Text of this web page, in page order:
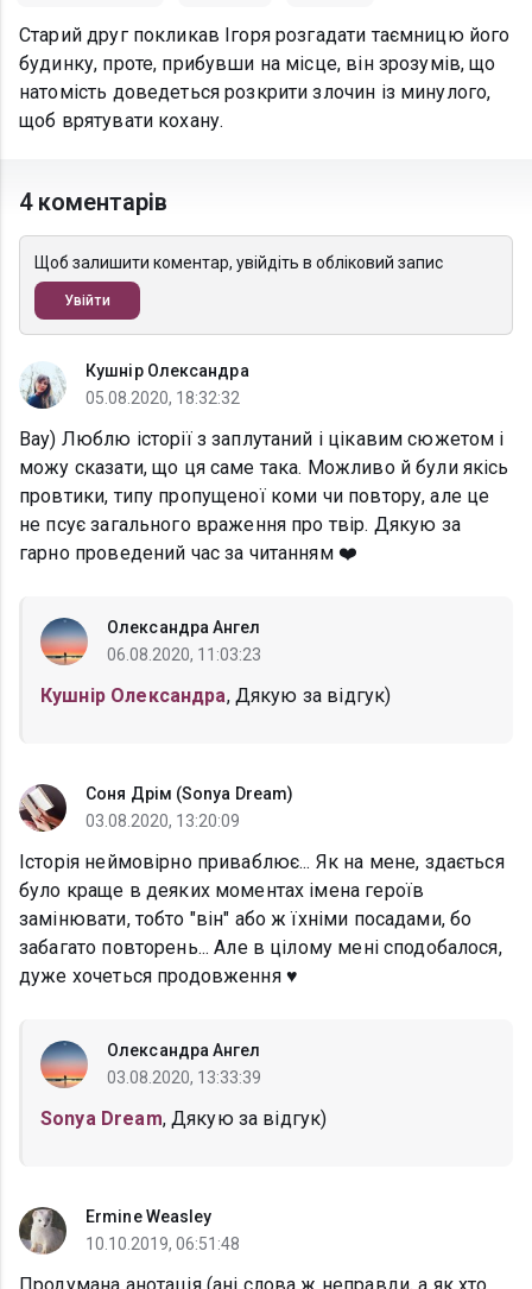
Старий друг покликав Ігоря розгадати таємницю його
будинку, проте, прибувши на місце, він зрозумів, що
натомість доведеться розкрити злочин із минулого,
щоб врятувати кохану.
4 коментарів
Щоб залишити коментар, увійдіть в обліковий запис
Увійти
Кушнір Олександра
05.08.2020, 18:32:32
Вау) Люблю історії з заплутаний і цікавим сюжетом і
можу сказати, що ця саме така. Можливо й були якісь
провтики, типу пропущеної коми чи повтору, але це
не псує загального враження про твір. Дякую за
гарно проведений час за читанням ❤️
Олександра Ангел
06.08.2020, 11:03:23
Кушнір Олександра, Дякую за відгук)
Соня Дрім (Sonya Dream)
03.08.2020, 13:20:09
Історія неймовірно приваблює... Як на мене, здається
було краще в деяких моментах імена героїв
замінювати, тобто "він" або ж їхніми посадами, бо
забагато повторень... Але в цілому мені сподобалося,
дуже хочеться продовження ♥️
Олександра Ангел
03.08.2020, 13:33:39
Sonya Dream, Дякую за відгук)
Ermine Weasley
10.10.2019, 06:51:48